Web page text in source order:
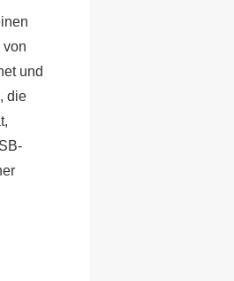
von
und
die